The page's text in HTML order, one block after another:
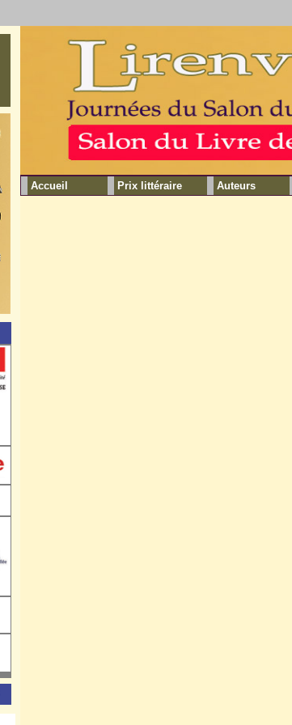
Accueil Prix littéraire Auteurs